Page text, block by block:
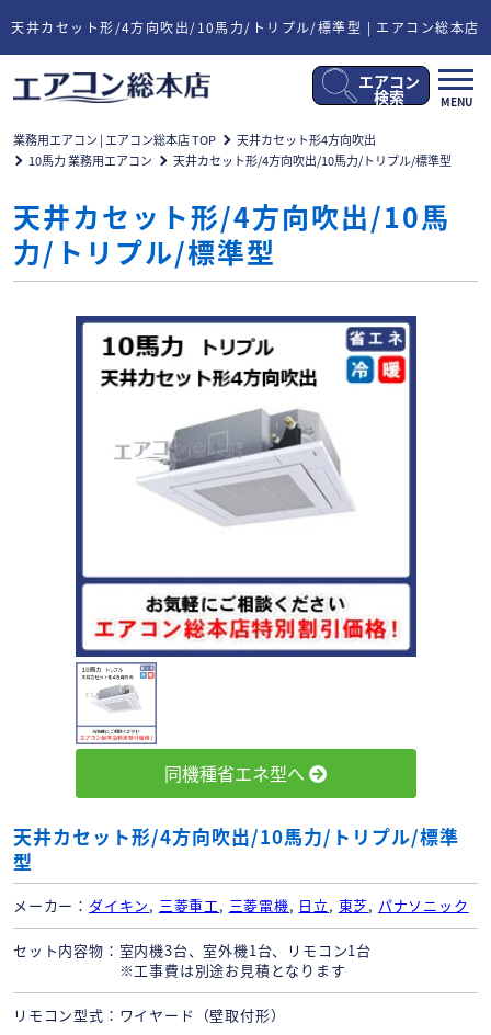
天井カセット形/4方向吹出/10馬力/トリプル/標準型 | エアコン総本店
メ
ニ
MENU
エアコン
検索
業務用エアコン | エアコン総本店 TOP
天井カセット形4方向吹出
10馬力 業務用エアコン
天井カセット形/4方向吹出/10馬力/トリプル/標準型
天井カセット形/4方向吹出/10馬
力/トリプル/標準型
天井カセット形/4方向吹出/10馬力/トリプル/標準
型
メーカー ダイキン, 三菱重工, 三菱電機, 日立, 東芝, パナソニック
セット内容物
室内機3台、室外機1台、リモコン1台
※工事費は別途お見積となります
リモコン型式 ワイヤード（壁取付形）
同機種省エネ型へ